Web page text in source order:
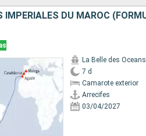
La Belle des Oceans
7 d
Camarote exterior
Arrecifes
03/04/2027